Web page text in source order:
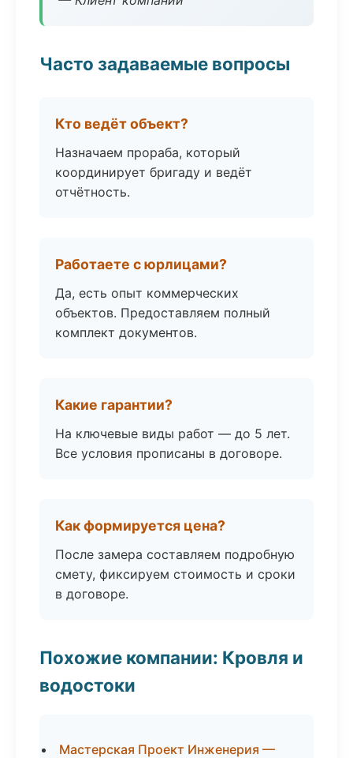
Часто задаваемые вопросы
Кто ведёт объект?
Назначаем прораба, который
координирует бригаду и ведёт
отчётность.
Работаете с юрлицами?
Да, есть опыт коммерческих
объектов. Предоставляем полный
комплект документов.
Какие гарантии?
На ключевые виды работ — до 5 лет.
Все условия прописаны в договоре.
Как формируется цена?
После замера составляем подробную
смету, фиксируем стоимость и сроки
в договоре.
Похожие компании: Кровля и
водостоки
Мастерская Проект Инженерия —